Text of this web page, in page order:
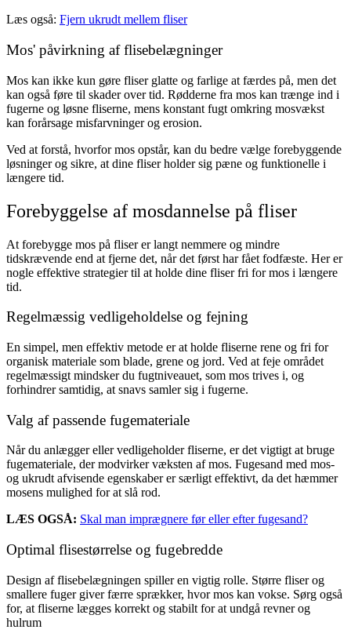
Læs også: Fjern ukrudt mellem fliser
Mos' påvirkning af flisebelægninger
Mos kan ikke kun gøre fliser glatte og farlige at færdes på, men det
kan også føre til skader over tid. Rødderne fra mos kan trænge ind i
fugerne og løsne fliserne, mens konstant fugt omkring mosvækst
kan forårsage misfarvninger og erosion.
Ved at forstå, hvorfor mos opstår, kan du bedre vælge forebyggende
løsninger og sikre, at dine fliser holder sig pæne og funktionelle i
længere tid.
Forebyggelse af mosdannelse på fliser
At forebygge mos på fliser er langt nemmere og mindre
tidskrævende end at fjerne det, når det først har fået fodfæste. Her er
nogle effektive strategier til at holde dine fliser fri for mos i længere
tid.
Regelmæssig vedligeholdelse og fejning
En simpel, men effektiv metode er at holde fliserne rene og fri for
organisk materiale som blade, grene og jord. Ved at feje området
regelmæssigt mindsker du fugtniveauet, som mos trives i, og
forhindrer samtidig, at snavs samler sig i fugerne.
Valg af passende fugemateriale
Når du anlægger eller vedligeholder fliserne, er det vigtigt at bruge
fugemateriale, der modvirker væksten af mos. Fugesand med mos-
og ukrudt afvisende egenskaber er særligt effektivt, da det hæmmer
mosens mulighed for at slå rod.
LÆS OGSÅ: Skal man imprægnere før eller efter fugesand?
Optimal flisestørrelse og fugebredde
Design af flisebelægningen spiller en vigtig rolle. Større fliser og
smallere fuger giver færre sprækker, hvor mos kan vokse. Sørg også
for, at fliserne lægges korrekt og stabilt for at undgå revner og
hulrum